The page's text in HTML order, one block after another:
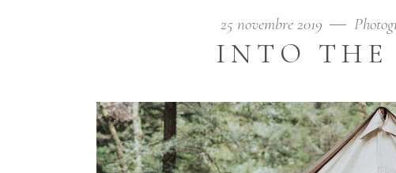
25 novembre 2019
INTO THE